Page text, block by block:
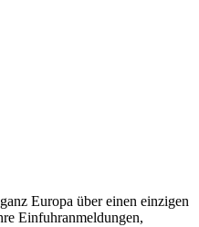
Europa über einen einzigen
Einfuhranmeldungen,